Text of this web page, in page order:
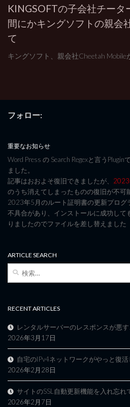
KINGSOFTの子会社チータ
間にかキングソフトの親会
て
キングソフト、親会社Cheetah Mobile
フォロー:
重要なお知らせ
Word Press の Search Regexと言う
ました。
記事はおおよそ復旧できましたが、
のうち消えてしまったものの復旧が不可
2023年5月のルート証明書の更新プログ
不具合があり、インストールに成功して
りましたのでファイルを差し替えました
ARTICLE SEARCH
検
RECENT ARTICLES
レンタルサーバーのレスポンスが悪
2026年3月17日
自宅のIPv4ネットワークがやっと復
2026年2月28日
サイトのSSL自動更新機能を入れ忘れ
2026年2月7日